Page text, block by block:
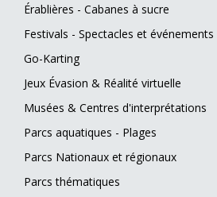
Érablières - Cabanes à sucre
Festivals - Spectacles et événements
Go-Karting
Jeux Évasion & Réalité virtuelle
Musées & Centres d'interprétations
Parcs aquatiques - Plages
Parcs Nationaux et régionaux
Parcs thématiques